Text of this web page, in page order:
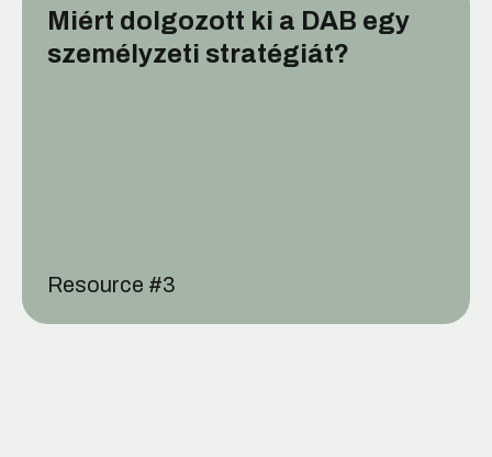
Miért dolgozott ki a DAB egy
személyzeti stratégiát?
Resource #3